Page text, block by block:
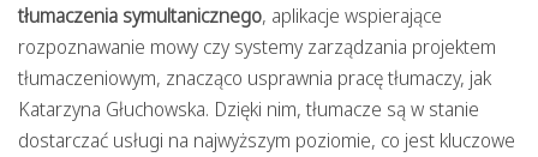
tłumaczenia symultanicznego, aplikacje wspierające
rozpoznawanie mowy czy systemy zarządzania projektem
tłumaczeniowym, znacząco usprawnia pracę tłumaczy, jak
Katarzyna Głuchowska. Dzięki nim, tłumacze są w stanie
dostarczać usługi na najwyższym poziomie, co jest kluczowe